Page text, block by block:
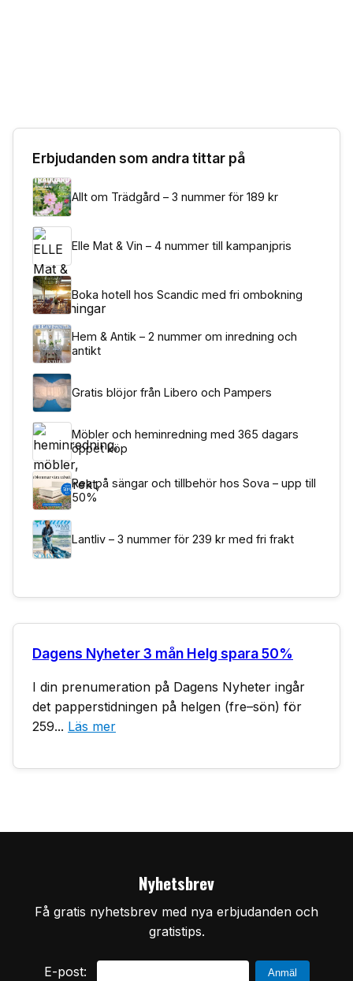
Erbjudanden som andra tittar på
Allt om Trädgård – 3 nummer för 189 kr
Elle Mat & Vin – 4 nummer till kampanjpris
Boka hotell hos Scandic med fri ombokning
Hem & Antik – 2 nummer om inredning och
antikt
Gratis blöjor från Libero och Pampers
Möbler och heminredning med 365 dagars
öppet köp
Rea på sängar och tillbehör hos Sova – upp till
50%
Lantliv – 3 nummer för 239 kr med fri frakt
Dagens Nyheter 3 mån Helg spara 50%
I din prenumeration på Dagens Nyheter ingår
det papperstidningen på helgen (fre–sön) för
259... Läs mer
Nyhetsbrev
Få gratis nyhetsbrev med nya erbjudanden och
gratistips.
E-post: